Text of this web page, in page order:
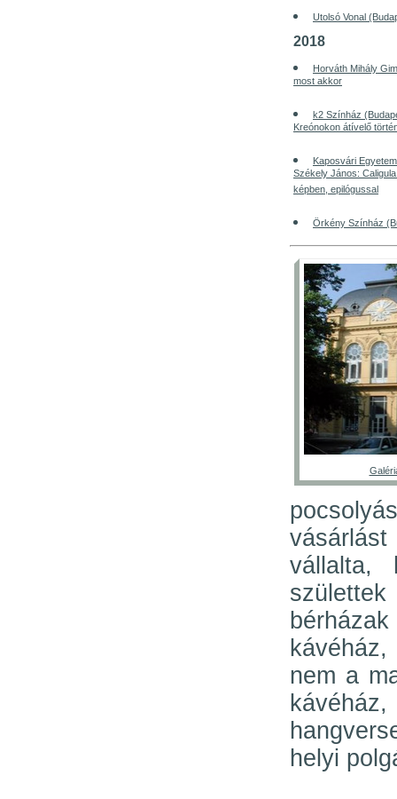
Utolsó Vonal
2018
Horváth Mihály
most akkor
k2 Színház
Kreónokon átívelő
Kaposvári
Székely János:
képben, epilógussal
Örkény Színház
vállalta,
nem a
helyi